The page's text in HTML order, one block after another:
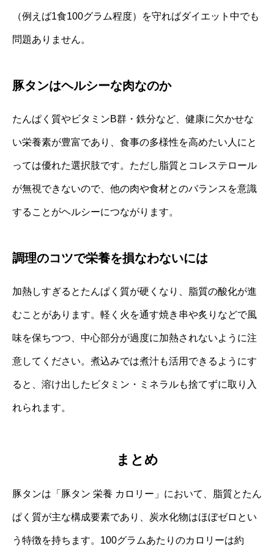
（例えば1食100グラム程度）を守ればダイエット中でも
問題ありません。
豚タンはヘルシーな肉なのか
たんぱく質やビタミンB群・鉄分など、健康に欠かせな
い栄養素が豊富であり、食事の多様性を高めたい人にと
っては優れた選択肢です。ただし脂質とコレステロール
が無視できないので、他の肉や食材とのバランスを意識
することがヘルシーにつながります。
調理のコツで栄養を損なわないには
加熱しすぎるとたんぱく質が硬くなり、脂質の酸化が進
むことがあります。軽く火を通す焼き串や炙りなどで風
味を保ちつつ、中心部分が過度に加熱されないように注
意してください。煮込みでは煮汁も活用できるようにす
ると、溶け出したビタミン・ミネラルも捨てずに取り入
れられます。
まとめ
豚タンは「豚タン 栄養 カロリー」において、脂質とたん
ぱく質が主な構成要素であり、炭水化物はほぼゼロとい
う特徴を持ちます。100グラムあたりのカロリーは約